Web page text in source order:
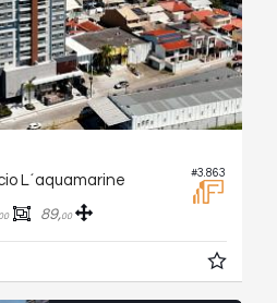
#3.863
L´aquamarine
00 89,00